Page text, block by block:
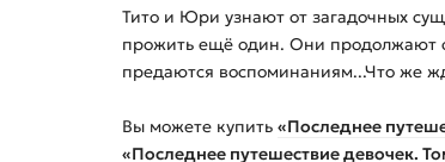
Тито и Юри узнают от загадочных
прожить ещё один. Они продолжают
предаются воспоминаниям...Что же
Вы можете купить «Последнее
«Последнее путешествие девочек.